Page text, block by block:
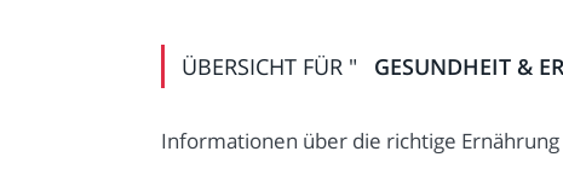
ÜBERSICHT FÜR " GESUNDHEIT &
Informationen über die richtige